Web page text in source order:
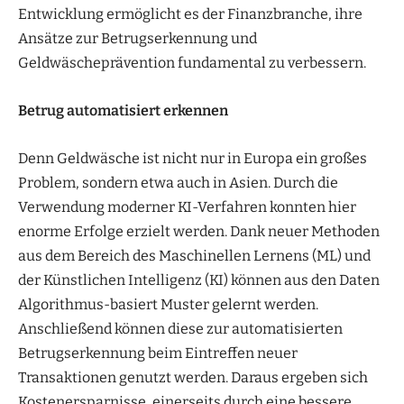
Entwicklung ermöglicht es der Finanzbranche, ihre
Ansätze zur Betrugserkennung und
Geldwäscheprävention fundamental zu verbessern.
Betrug automatisiert erkennen
Denn Geldwäsche ist nicht nur in Europa ein großes
Problem, sondern etwa auch in Asien. Durch die
Verwendung moderner KI-Verfahren konnten hier
enorme Erfolge erzielt werden. Dank neuer Methoden
aus dem Bereich des Maschinellen Lernens (ML) und
der Künstlichen Intelligenz (KI) können aus den Daten
Algorithmus-basiert Muster gelernt werden.
Anschließend können diese zur automatisierten
Betrugserkennung beim Eintreffen neuer
Transaktionen genutzt werden. Daraus ergeben sich